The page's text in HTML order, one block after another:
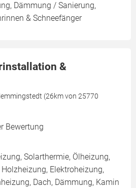
Dämmung / Sanierung,
& Schneefänger
&
(26km von 25770
Bewertung
Solarthermie, Ölheizung,
Holzheizung, Elektroheizung,
Dach, Dämmung, Kamin